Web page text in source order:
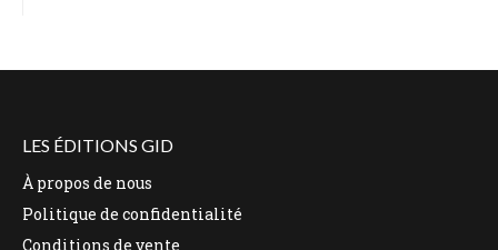
LES ÉDITIONS GID
À propos de nous
Politique de confidentialité
Conditions de vente